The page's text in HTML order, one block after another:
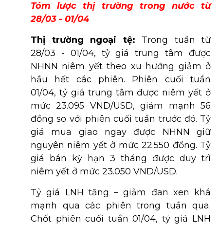
Tóm lược thị trường trong nước từ
28/03 - 01/04
Thị trường ngoại tệ:
Trong tuần từ
28/03 - 01/04, tỷ giá trung tâm được
NHNN niêm yết theo xu hướng giảm ở
hầu hết các phiên. Phiên cuối tuần
01/04, tỷ giá trung tâm được niêm yết ở
mức 23.095 VND/USD, giảm mạnh 56
đồng so với phiên cuối tuần trước đó. Tỷ
giá mua giao ngay được NHNN giữ
nguyên niêm yết ở mức 22.550 đồng. Tỷ
giá bán kỳ hạn 3 tháng được duy trì
niêm yết ở mức 23.050 VND/USD.
Tỷ giá LNH tăng – giảm đan xen khá
mạnh qua các phiên trong tuần qua.
Chốt phiên cuối tuần 01/04, tỷ giá LNH